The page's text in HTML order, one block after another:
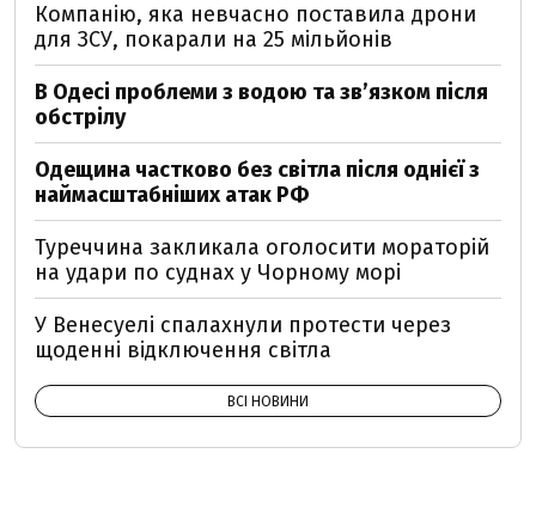
Компанію, яка невчасно поставила дрони
для ЗСУ, покарали на 25 мільйонів
В Одесі проблеми з водою та звʼязком після
обстрілу
Одещина частково без світла після однієї з
наймасштабніших атак РФ
Туреччина закликала оголосити мораторій
на удари по суднах у Чорному морі
У Венесуелі спалахнули протести через
щоденні відключення світла
ВСІ НОВИНИ